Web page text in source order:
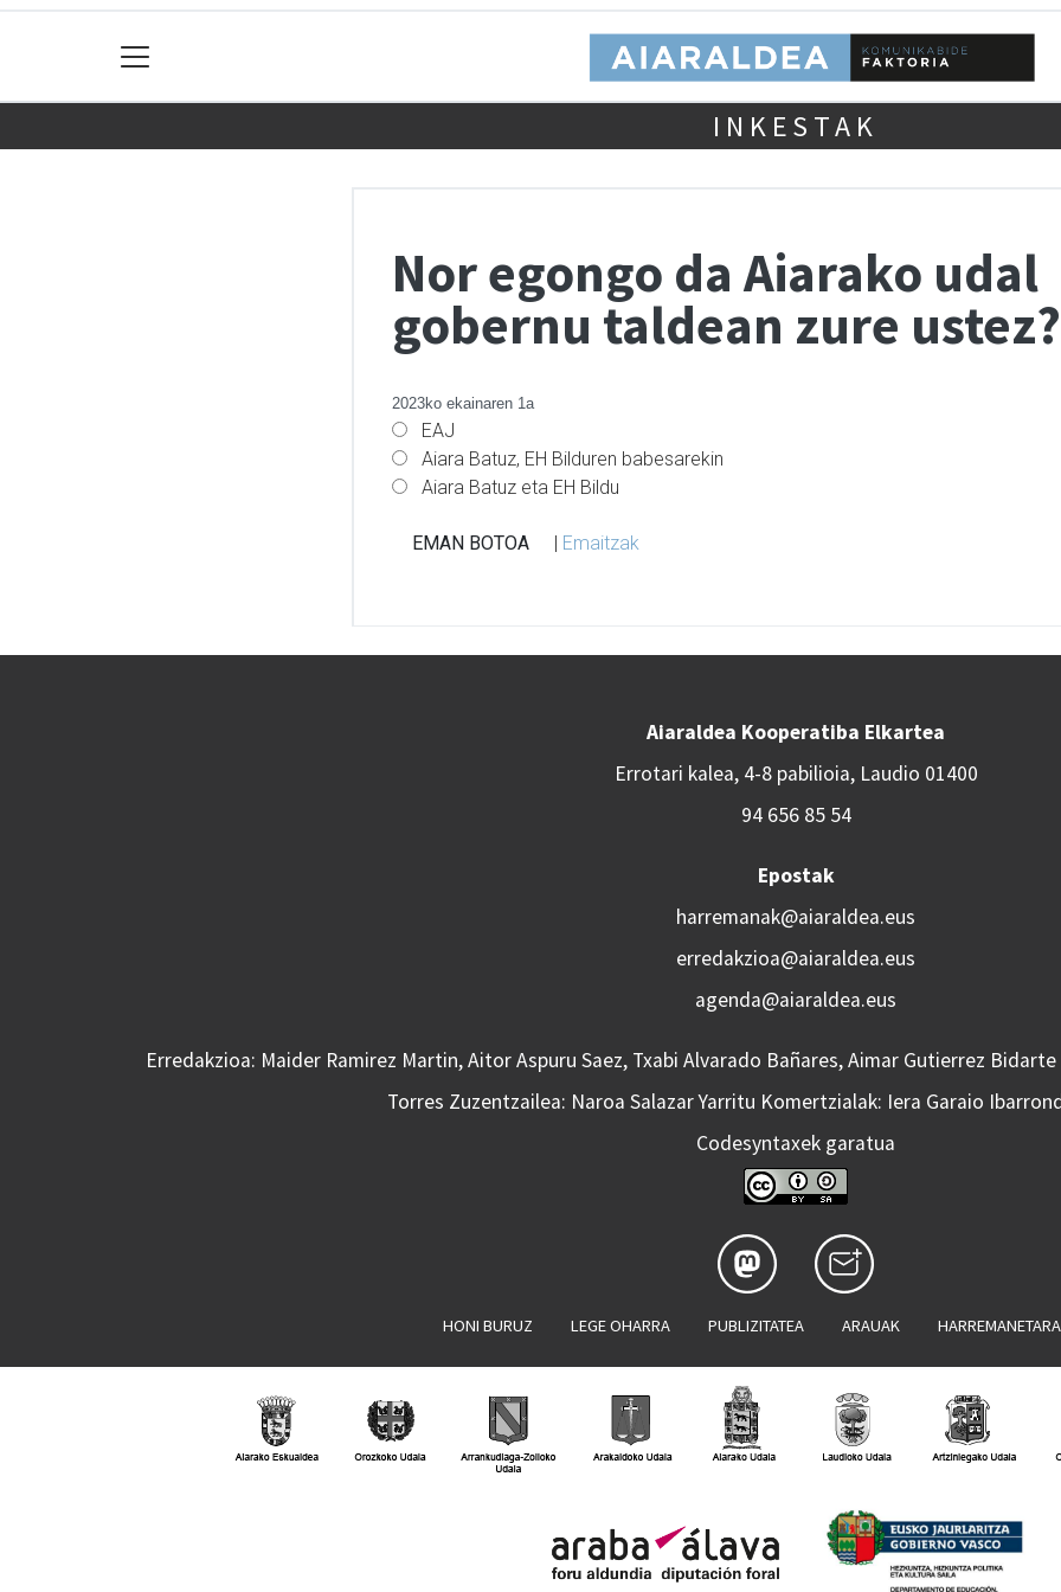
INKESTAK
Nor egongo da Aiarako udal
gobernu taldean zure ustez?
2023ko ekainaren 1a
EAJ
Aiara Batuz, EH Bilduren babesarekin
Aiara Batuz eta EH Bildu
| Emaitzak
Aiaraldea Kooperatiba Elkartea
Errotari kalea, 4-8 pabilioia, Laudio 01400
94 656 85 54
Epostak
harremanak@aiaraldea.eus
erredakzioa@aiaraldea.eus
agenda@aiaraldea.eus
Erredakzioa: Maider Ramirez Martin, Aitor Aspuru Saez, Txabi Alvarado Bañares, Aimar Gutierrez
Torres Zuzentzailea: Naroa Salazar Yarritu Komertzialak: Iera Garaio
Codesyntaxek garatua
HONI BURUZ LEGE OHARRA PUBLIZITATEA ARAUAK